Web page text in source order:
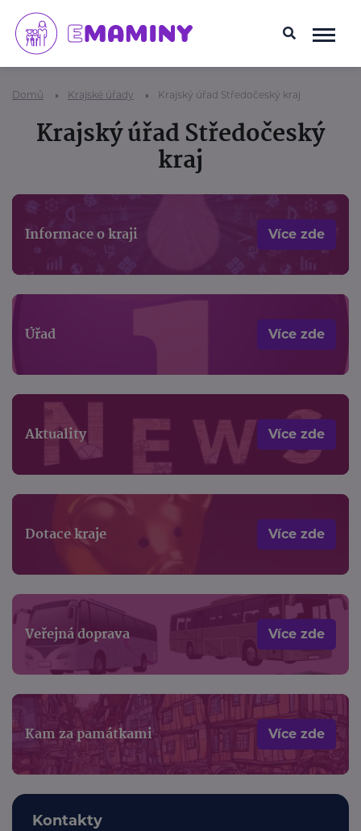
Domů Krajské úřady Krajský úřad Středočeský kraj
Krajský úřad Středočeský
kraj
Informace o kraji Více zde
Úřad Více zde
Aktuality Více zde
Dotace kraje Více zde
Veřejná doprava Více zde
Kam za památkami Více zde
Kontakty